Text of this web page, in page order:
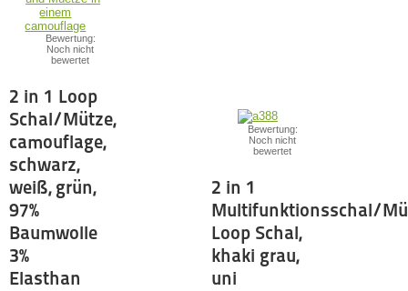
Bewertung:
Noch nicht
bewertet
2 in 1 Loop
Schal/Mütze,
camouflage,
schwarz,
weiß, grün,
97%
Baumwolle
3%
Elasthan
Bewertung:
Noch nicht
bewertet
2 in 1
Multifunktionsschal/
Loop Schal,
khaki grau,
uni